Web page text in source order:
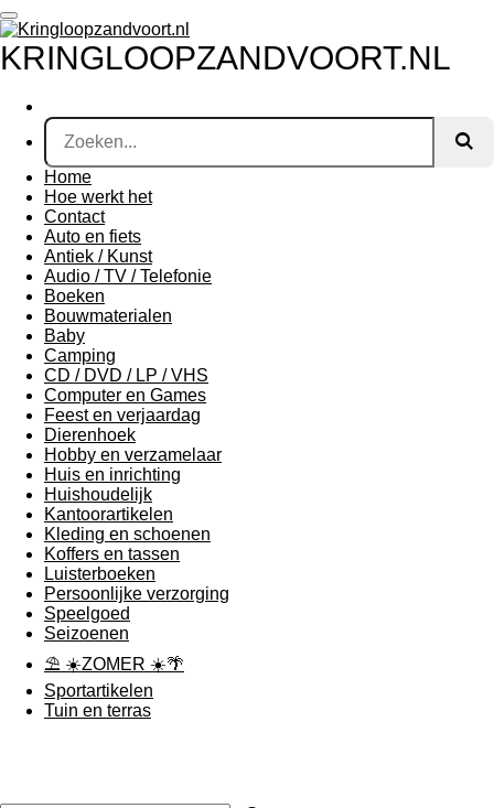
Ga
direct
naar
KRINGLOOPZANDVOORT.NL
Home
Hoe werkt het
Contact
Auto en fiets
Antiek / Kunst
Audio / TV / Telefonie
Boeken
Bouwmaterialen
Baby
Camping
CD / DVD / LP / VHS
Computer en Games
Feest en verjaardag
Dierenhoek
Hobby en verzamelaar
Huis en inrichting
Huishoudelijk
Kantoorartikelen
Kleding en schoenen
Koffers en tassen
Luisterboeken
Persoonlijke verzorging
Speelgoed
Seizoenen
⛱ ☀️ZOMER ☀️🌴
Sportartikelen
Tuin en terras